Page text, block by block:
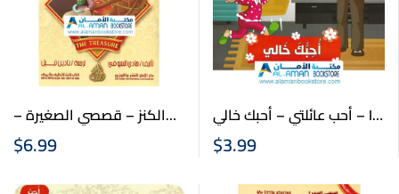
الكنز – قصصي الصغيرة –
عربي انكليزي – Arabic
English Stories – The
Treasure
$6.99
أحب عائلتي – أحبك خالي – I
Love You My Uncle (Mom’s
Brother)
$3.99